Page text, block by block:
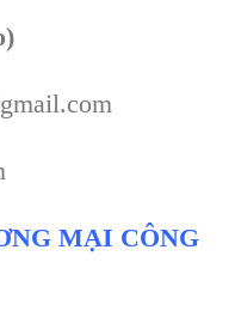
MẠI CÔNG